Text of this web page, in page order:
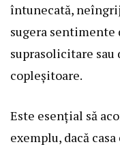
întunecată,
sugera sentimente
suprasolicitare
copleșitoare.
Este esențial să
exemplu, dacă